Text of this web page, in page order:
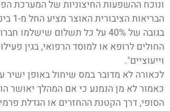
ונוכח ההשפעות החיצוניות של המערכת
בגובה של 40% על כל תשלום
החולים לרופא או למוסד הרפואי, בגין
וייעוציים".
לכאורה לא מדובר במס שיחול באופן ישיר
כאמור לא מן הנמנע כי אם המהלך יאושר
הסופי, דרך הקטנת ההחזרים או הגדלת